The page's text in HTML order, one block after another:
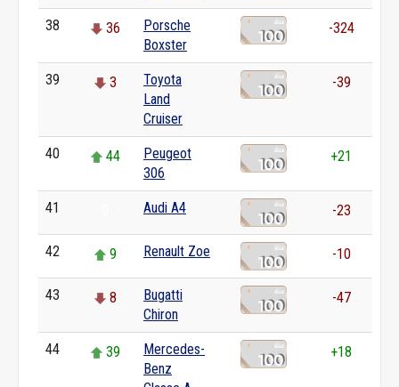
38 36
Porsche
Boxster
-324
39 3
Toyota
Land
Cruiser
-39
40 44
Peugeot
306
+21
41 Audi A4 -23
42 9 Renault Zoe -10
43 8
Bugatti
Chiron
-47
44 39
Mercedes-
Benz
+18